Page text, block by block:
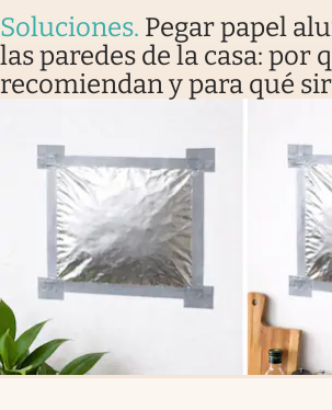
Soluciones. Pegar papel
las paredes de la casa: por
recomiendan y para qué